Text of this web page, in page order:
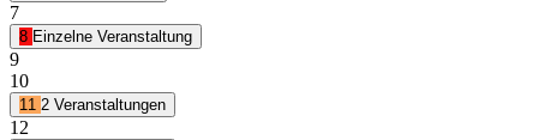
7
8 Einzelne Veranstaltung
9
10
11 2 Veranstaltungen
12